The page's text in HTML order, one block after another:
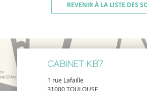
REVENIR À LA LISTE DES
CABINET KB7
1 rue Lafaille
31000 TOULOUSE